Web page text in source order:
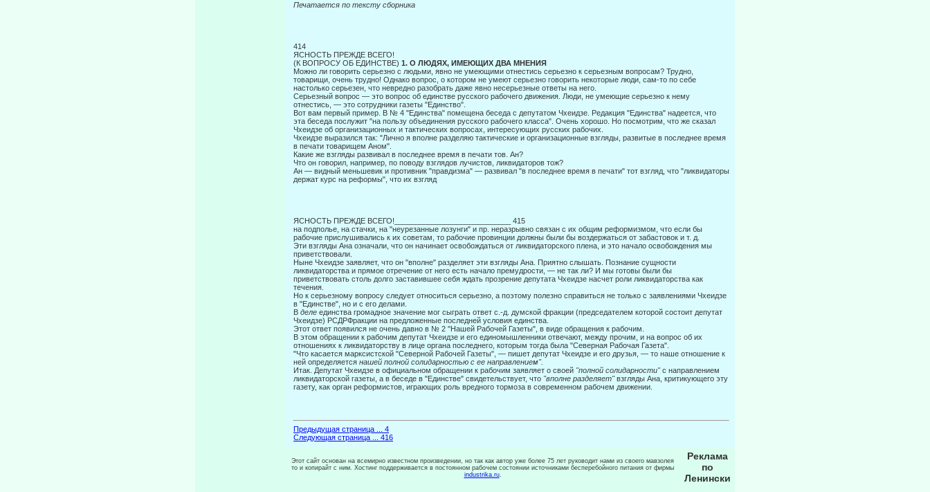
Печатается по тексту сборника
414
ЯСНОСТЬ ПРЕЖДЕ ВСЕГО!
(К ВОПРОСУ ОБ ЕДИНСТВЕ) 1. О ЛЮДЯХ, ИМЕЮЩИХ ДВА МНЕНИЯ
Можно ли говорить серьезно с людьми, явно не умеющими отнестись серьезно к серьезным вопросам? Трудно,
товарищи, очень трудно! Однако вопрос, о котором не умеют серьезно говорить некоторые люди, сам-то по себе
настолько серьезен, что не­вредно разобрать даже явно несерьезные ответы на него.
Серьезный вопрос — это вопрос об единстве русского рабочего движения. Люди, не умеющие серьезно к нему
отнестись, — это сотрудники газеты "Единство".
Вот вам первый пример. В № 4 "Единства" помещена беседа с депутатом Чхеидзе. Редакция "Единства" надеется, что
эта беседа послужит "на пользу объединения рус­ского рабочего класса". Очень хорошо. Но посмотрим, что же сказал
Чхеидзе об орга­низационных и тактических вопросах, интересующих русских рабочих.
Чхеидзе выразился так: "Лично я вполне разделяю тактические и организационные взгляды, развитые в последнее время
в печати товарищем Аном".
Какие же взгляды развивал в последнее время в печати тов. Ан?
Что он говорил, например, по поводу взглядов лучистов, ликвидаторов тож?
Ан — видный меньшевик и противник "правдизма" — развивал "в последнее время в печати" тот взгляд, что "ликвидаторы
держат курс на реформы", что их взгляд
ЯСНОСТЬ ПРЕЖДЕ ВСЕГО!____________________________ 415
на подполье, на стачки, на "неурезанные лозунги" и пр. неразрывно связан с их общим реформизмом, что если бы
рабочие прислушивались к их советам, то рабочие провин­ции должны были бы воздержаться от забастовок и т. д.
Эти взгляды Ана означали, что он начинает освобождаться от ликвидаторского пле­на, и это начало освобождения мы
приветствовали.
Ныне Чхеидзе заявляет, что он "вполне" разделяет эти взгляды Ана. Приятно слы­шать. Познание сущности
ликвидаторства и прямое отречение от него есть начало пре­мудрости, — не так ли? И мы готовы были бы
приветствовать столь долго заставившее себя ждать прозрение депутата Чхеидзе насчет роли ликвидаторства как
течения.
Но к серьезному вопросу следует относиться серьезно, а поэтому полезно справиться не только с заявлениями Чхеидзе
в "Единстве", но и с его делами.
В деле единства громадное значение мог сыграть ответ с.-д. думской фракции (пред­седателем которой состоит депутат
Чхеидзе) РСДРФракции на предложенные послед­ней условия единства.
Этот ответ появился не очень давно в № 2 "Нашей Рабочей Газеты", в виде обраще­ния к рабочим.
В этом обращении к рабочим депутат Чхеидзе и его единомышленники отвечают, между прочим, и на вопрос об их
отношениях к ликвидаторству в лице органа послед­него, которым тогда была "Северная Рабочая Газета".
"Что касается марксистской "Северной Рабочей Газеты", — пишет депутат Чхеидзе и его друзья, — то наше отношение к
ней определяется нашей полной солидарностью с ее направлением".
Итак. Депутат Чхеидзе в официальном обращении к рабочим заявляет о своей "пол­ной солидарности"с направлением
ликвидаторской газеты, а в беседе в "Единстве" свидетельствует, что "вполне разделяет"взгляды Ана, критикующего эту
газету, как орган реформистов, играющих роль вредного тормоза в современном рабочем движе­нии.
Предыдущая страница ... 4
Следующая страница ... 416
Этот сайт основан на всемирно известном произведении, но так как автор уже более 75 лет руководит нами из своего мавзолея
то и копирайт с ним. Хостинг поддерживается в постоянном рабочем состоянии источниками бесперебойного питания от фирмы
industrika.ru.
Реклама
по
Ленински